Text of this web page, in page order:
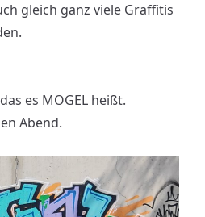
gleich ganz viele Graffitis
es MOGEL heißt.
Abend.